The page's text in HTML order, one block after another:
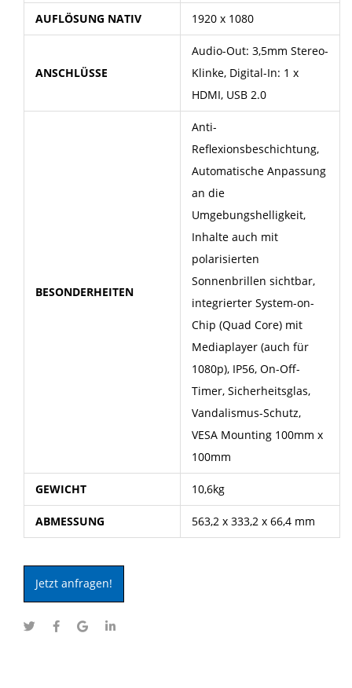
AUFLÖSUNG NATIV 1920 x 1080
ANSCHLÜSSE
Audio-Out: 3,5mm Stereo-
Klinke, Digital-In: 1 x
HDMI, USB 2.0
BESONDERHEITEN
Anti-
Reflexionsbeschichtung,
Automatische Anpassung
an die
Umgebungshelligkeit,
Inhalte auch mit
polarisierten
Sonnenbrillen sichtbar,
integrierter System-on-
Chip (Quad Core) mit
Mediaplayer (auch für
1080p), IP56, On-Off-
Timer, Sicherheitsglas,
Vandalismus-Schutz,
VESA Mounting 100mm x
100mm
GEWICHT 10,6kg
ABMESSUNG 563,2 x 333,2 x 66,4 mm
Jetzt anfragen!